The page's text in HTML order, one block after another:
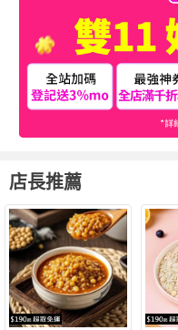
店長推薦